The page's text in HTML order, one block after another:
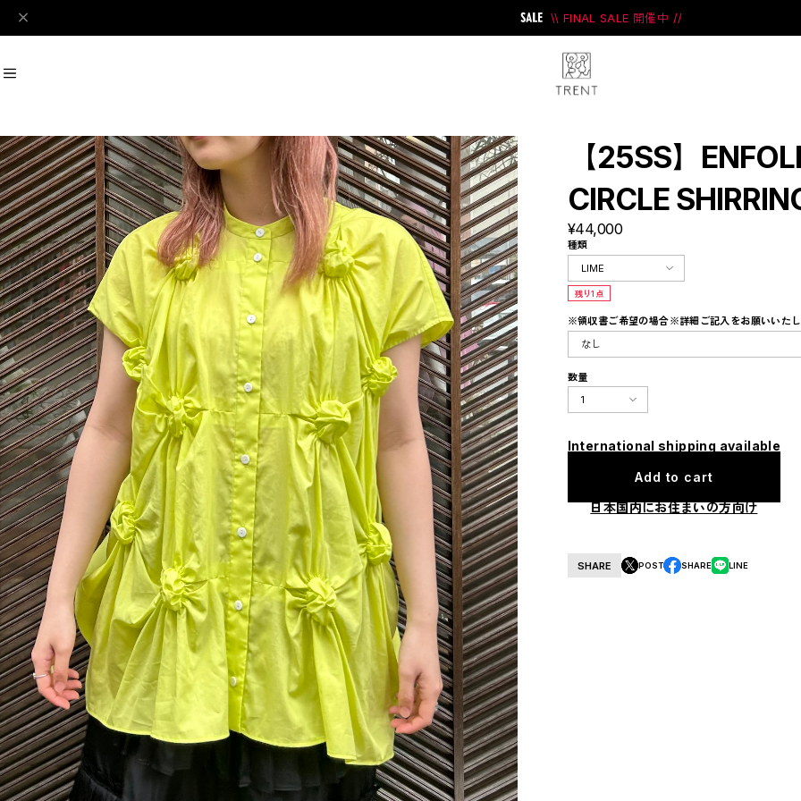
\\ FINAL SALE 開催中 //
#Perks And Mini #PRANK PROJECT
Recommendおすすめキーワード
#SALE #SAN SAN GEAR #POOLDE #Andersson Bell #Perks And Mini #PRANK PROJECT
Category商品カテゴリ
SALE / セール
LADIES
MENS
New Arrival
【LADIES】BRAND LIST
A
B
C
D
E
F
G
H
I
J
K
L
Y
【MEN'S】BRAND LIST
A
B
C
D
E
F
I
M
N
【25SS】
CIRCLE
¥44,000
種類
残り1点
※領収書ご希望の場合※詳細ご記入をお願いいた
数量
International shipping available
Add to cart
日本国内にお住まいの方向け
SHARE POST SHARE LINE